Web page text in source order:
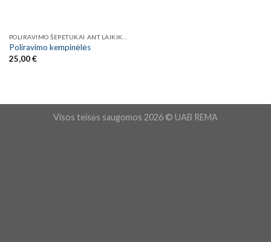
Poliravimo kempinėlės
25,00€
Visos teisės saugomos 2026 © UAB REMA